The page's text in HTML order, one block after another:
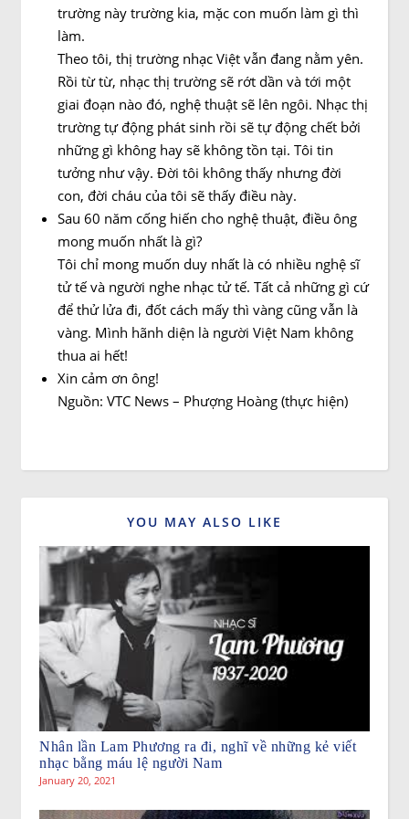
trường này trường kia, mặc con muốn làm gì thì
làm.
Theo tôi, thị trường nhạc Việt vẫn đang nằm yên.
Rồi từ từ, nhạc thị trường sẽ rớt dần và tới một
giai đoạn nào đó, nghệ thuật sẽ lên ngôi. Nhạc thị
trường tự động phát sinh rồi sẽ tự động chết bởi
những gì không hay sẽ không tồn tại. Tôi tin
tưởng như vậy. Đời tôi không thấy nhưng đời
con, đời cháu của tôi sẽ thấy điều này.
Sau 60 năm cống hiến cho nghệ thuật, điều ông
mong muốn nhất là gì?
Tôi chỉ mong muốn duy nhất là có nhiều nghệ sĩ
tử tế và người nghe nhạc tử tế. Tất cả những gì cứ
để thử lửa đi, đốt cách mấy thì vàng cũng vẫn là
vàng. Mình hãnh diện là người Việt Nam không
thua ai hết!
Xin cảm ơn ông!
Nguồn: VTC News – Phượng Hoàng (thực hiện)
YOU MAY ALSO LIKE
Nhân lần Lam Phương ra đi, nghĩ về những kẻ viết
nhạc bằng máu lệ người Nam
January 20, 2021